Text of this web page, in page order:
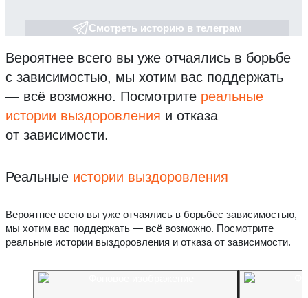
Смотреть историю в телеграм
Вероятнее всего вы уже отчаялись в борьбе
с зависимостью, мы хотим вас поддержать
— всё возможно. Посмотрите реальные
истории выздоровления и отказа
от зависимости.
Реальные истории выздоровления
Вероятнее всего вы уже отчаялись в борьбес зависимостью,
мы хотим вас поддержать — всё возможно. Посмотрите
реальные истории выздоровления и отказа от зависимости.